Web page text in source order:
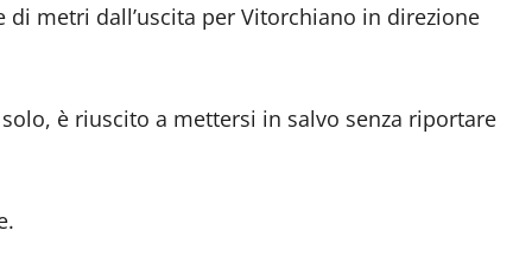
metri dall’uscita per Vitorchiano in direzione
è riuscito a mettersi in salvo senza riportare